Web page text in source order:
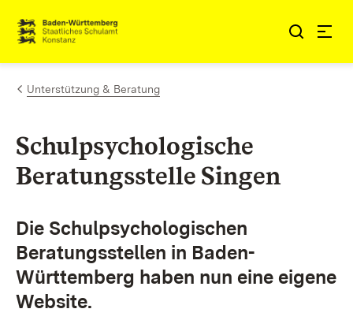
Zum Inhalt springen
Link zur Startseite
Unterstützung & Beratung
Schulpsychologische
Beratungsstelle Singen
Die Schulpsychologischen
Beratungsstellen in Baden-
Württemberg haben nun eine eigene
Website.